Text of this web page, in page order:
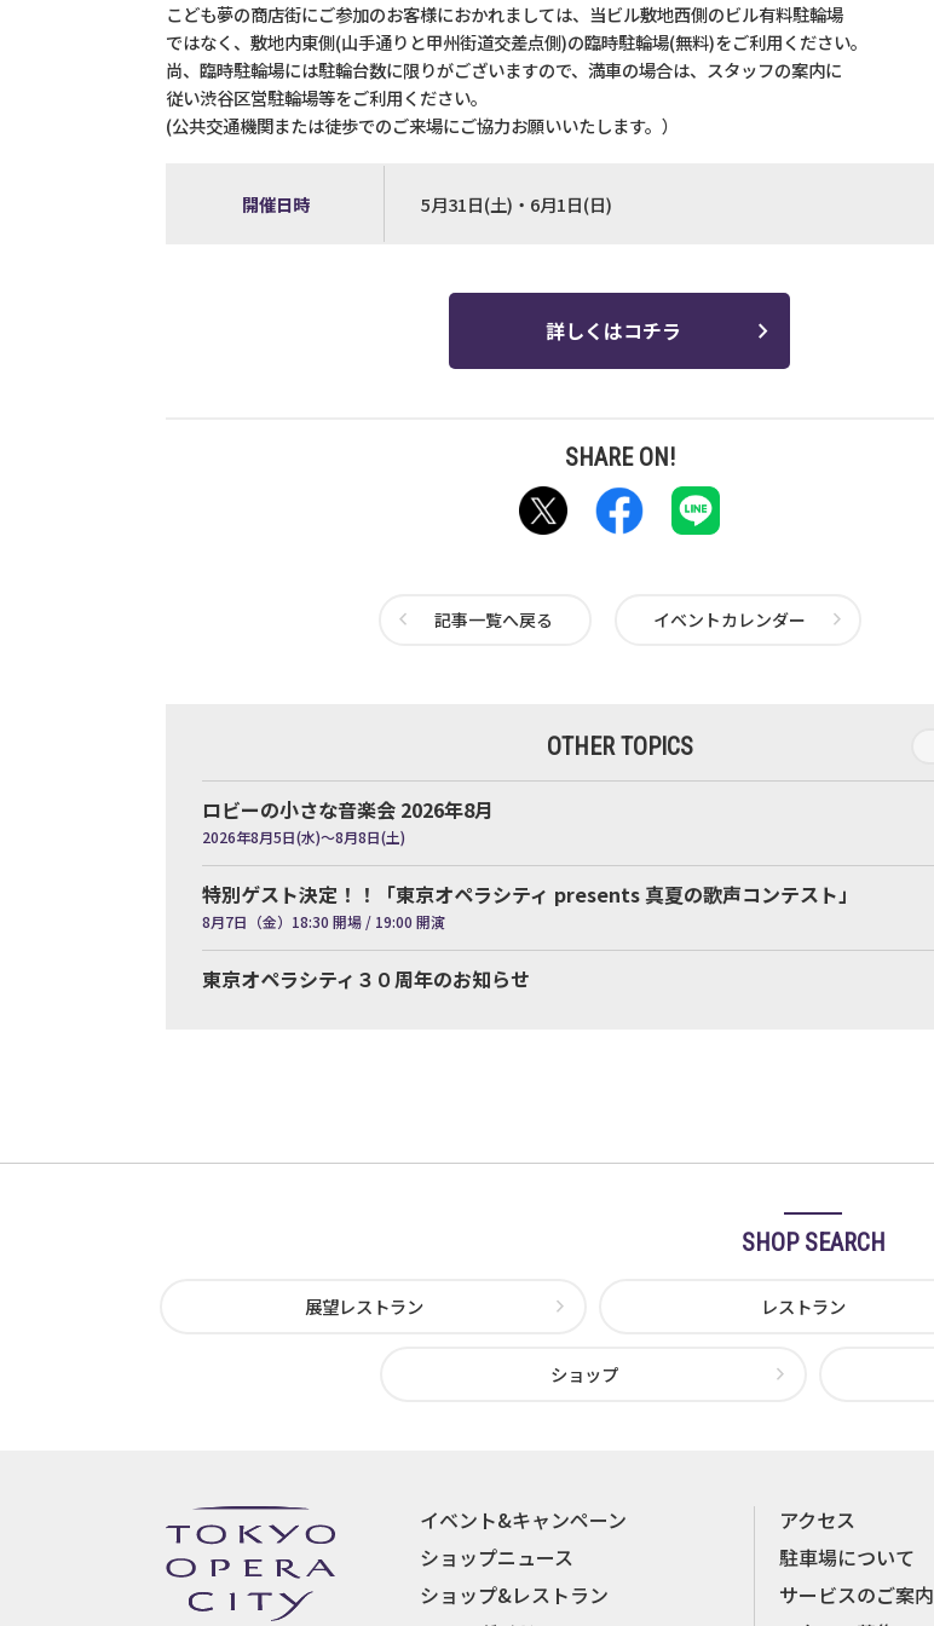
こども夢の商店街にご参加のお客様におかれましては、当ビル敷地西側のビル有料駐輪場
ではなく、敷地内東側(山手通りと甲州街道交差点側)の臨時駐輪場(無料)をご利用ください。
尚、臨時駐輪場には駐輪台数に限りがございますので、満車の場合は、スタッフの案内に
従い渋谷区営駐輪場等をご利用ください。
(公共交通機関または徒歩でのご来場にご協力お願いいたします。）
開催日時 5月31日(土)・6月1日(日)
詳しくはコチラ
記事一覧へ戻る イベントカレンダー
OTHER TOPICS
ロビーの小さな音楽会 2026年8月
2026年8月5日(水)～8月8日(土)
特別ゲスト決定！！「東京オペラシティ presents 真夏の歌声コンテスト」
8月7日（金）18:30 開場 / 19:00 開演
東京オペラシティ３０周年のお知らせ
SHOP SEARCH
展望レストラン レストラン
ショップ
イベント&キャンペーン
ショップニュース
ショップ&レストラン
アクセス
駐車場について
サービスのご案内